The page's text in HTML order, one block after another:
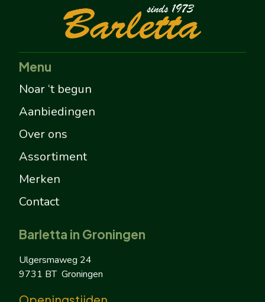
Menu
Noar ‘t begun
Aanbiedingen
Over ons
Assortiment
Merken
Contact
Barletta in Groningen
Ulgersmaweg 24
9731 BT Groningen